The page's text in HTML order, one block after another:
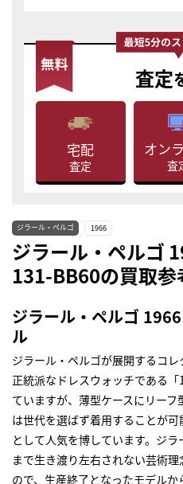
査定
宅配
査定
オン
査
ジラール・ペルゴ 1966
ジラール・ペルゴ
131-BB60の買取参
ジラール・ペルゴ
ル
ジラール・ペルゴが展開するコ
正統派なドレスウォッチである
ていますが、薄型ケースにリー
は世代を選ばず着用することが
として人気を博しています。ジ
まで生き渡り左右されない芸術
ので、生産終了となったモデル